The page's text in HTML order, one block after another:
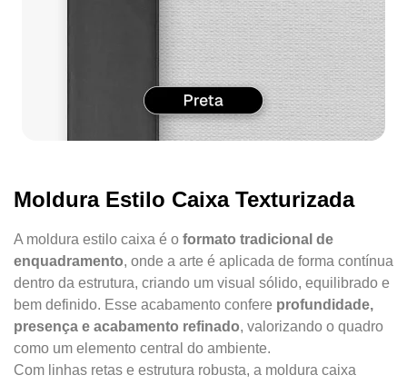
Moldura Estilo Caixa Texturizada
A moldura estilo caixa é o formato tradicional de
enquadramento, onde a arte é aplicada de forma contínua
dentro da estrutura, criando um visual sólido, equilibrado e
bem definido. Esse acabamento confere profundidade,
presença e acabamento refinado, valorizando o quadro
como um elemento central do ambiente.
Com linhas retas e estrutura robusta, a moldura caixa